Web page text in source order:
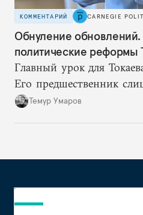
КОММЕНТАРИЙ CARNEGIE
Обнуление обновлений.
политические реформы
Главный урок для
Его предшественник
подробно описал
Темур Умаров